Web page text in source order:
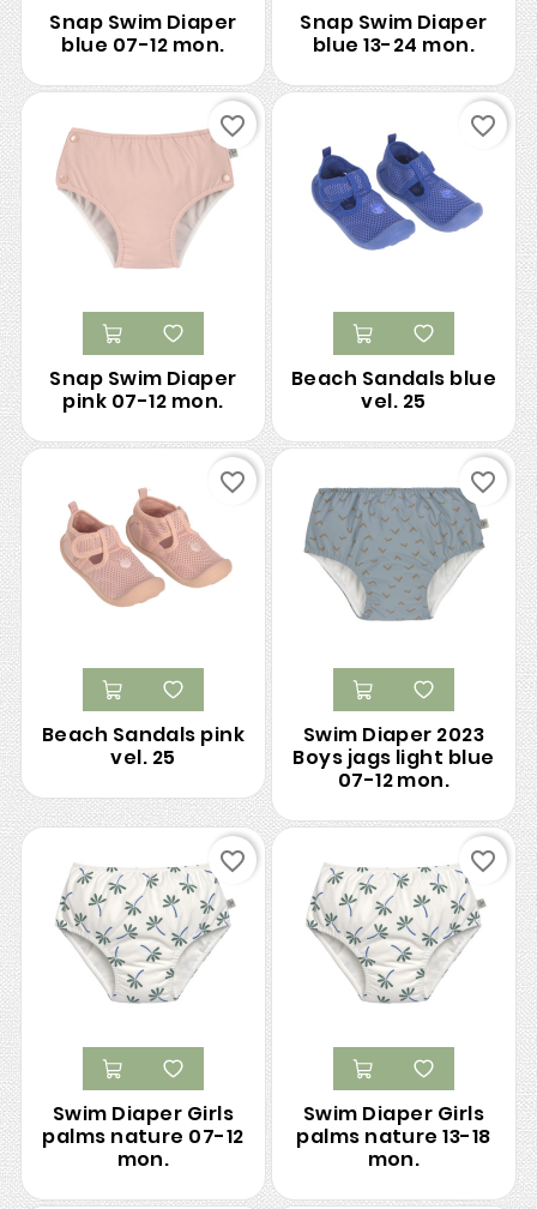
Snap Swim Diaper
blue 07-12 mon.
Snap Swim Diaper
blue 13-24 mon.
Snap Swim Diaper
pink 07-12 mon.
favorite_border
Beach Sandals blue
vel. 25
favorite_border
Beach Sandals pink
vel. 25
favorite_border
Swim Diaper 2023
Boys jags light blue
07-12 mon.
favorite_border
Swim Diaper Girls
palms nature 07-12
mon.
favorite_border
Swim Diaper Girls
palms nature 13-18
mon.
favorite_border